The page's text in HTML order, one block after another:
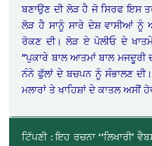
ਬਣਾਉਣ ਦੀ ਲੋੜ ਹੈ ਜੋ ਸਿਰਫ ਇਸ
ਲੋੜ ਹੈ ਸਾਨੂੰ ਸਾਰੇ ਦੇਸ਼ ਵਾਸੀਆਂ
ਰੋਕਣ ਦੀ। ਲੋੜ ਏ ਪੋਲੀਓ ਦੇ
”ਪੁਕਾਰੇ ਬਾਲ ਆਤਮਾਂ ਬਾਲ ਮਜਦੂਰੀ
ਨੰਨੇ ਫੁੱਲਾਂ ਦੇ ਬਚਪਨ ਨੂੰ ਸੰਭਾਲਣ
ਮਲਾਰਾਂ ਤੇ ਖਾਹਿਸ਼ਾਂ ਦੇ ਕਾਤਲ ਅਸੀਂ
ਟਿੱਪਣੀ : ਇਹ ਰਚਨਾ ‘‘ਲਿਖਾਰੀ’